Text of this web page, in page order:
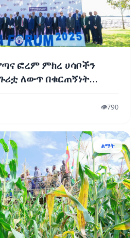
ፎረም ምክረ ሀሳቦችን
ለውጥ በቁርጠኝነት
👁️790
ልማት